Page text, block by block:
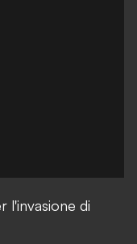
l'invasione di